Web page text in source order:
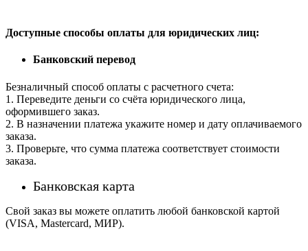
Доступные способы оплаты для юридических лиц:
Банковский перевод
Безналичный способ оплаты с расчетного счета:
1. Переведите деньги со счёта юридического лица,
оформившего заказ.
2. В назначении платежа укажите номер и дату оплачиваемого
заказа.
3. Проверьте, что сумма платежа соответствует стоимости
заказа.
Банковская карта
Свой заказ вы можете оплатить любой банковской картой
(VISA, Mastercard, МИР).